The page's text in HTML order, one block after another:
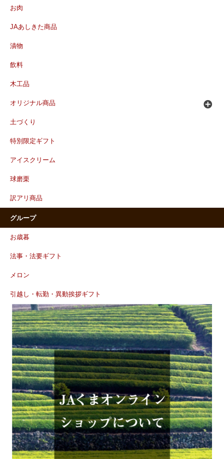
お肉
JAあしきた商品
漬物
飲料
木工品
オリジナル商品
土づくり
特別限定ギフト
アイスクリーム
球磨栗
訳アリ商品
グループ
お歳暮
法事・法要ギフト
メロン
引越し・転勤・異動挨拶ギフト